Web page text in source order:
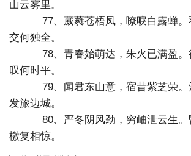
山云雾里。
77、葳蕤苍梧凤，嘹唳白露蝉。
交何独全。
78、青春始萌达，朱火已满盈。
叹何时平。
79、闻君东山意，宿昔紫芝荣。
发旅边城。
80、严冬阴风劲，穷岫泄云生。
檄复相惊。